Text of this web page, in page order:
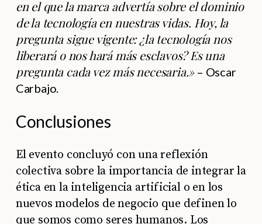
en el que la marca advertía sobre el dominio
de la tecnología en nuestras vidas. Hoy, la
pregunta sigue vigente: ¿la tecnología nos
liberará o nos hará más esclavos? Es una
pregunta cada vez más necesaria.»– Oscar
Carbajo.
Conclusiones
El evento concluyó con una reflexión
colectiva sobre la importancia de integrar la
ética en la inteligencia artificial o en los
nuevos modelos de negocio que definen lo
que somos como seres humanos. Los